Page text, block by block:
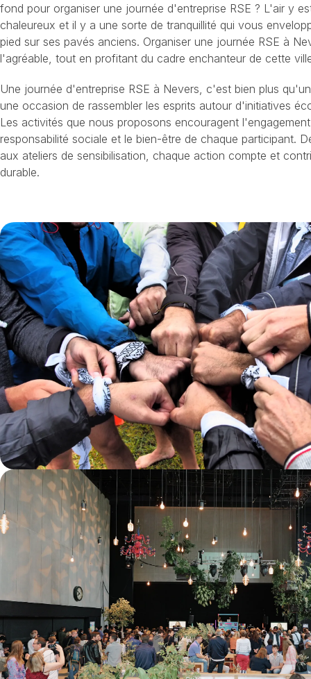
fond pour organiser une journée d'entreprise RSE ? L'air y
chaleureux et il y a une sorte de tranquillité qui vous
pied sur ses pavés anciens. Organiser une journée RSE à
l'agréable, tout en profitant du cadre enchanteur de cette
Une journée d'entreprise RSE à Nevers, c'est bien plus
une occasion de rassembler les esprits autour d'initiatives
Les activités que nous proposons encouragent
responsabilité sociale et le bien-être de chaque participant.
aux ateliers de sensibilisation, chaque action compte et
durable.